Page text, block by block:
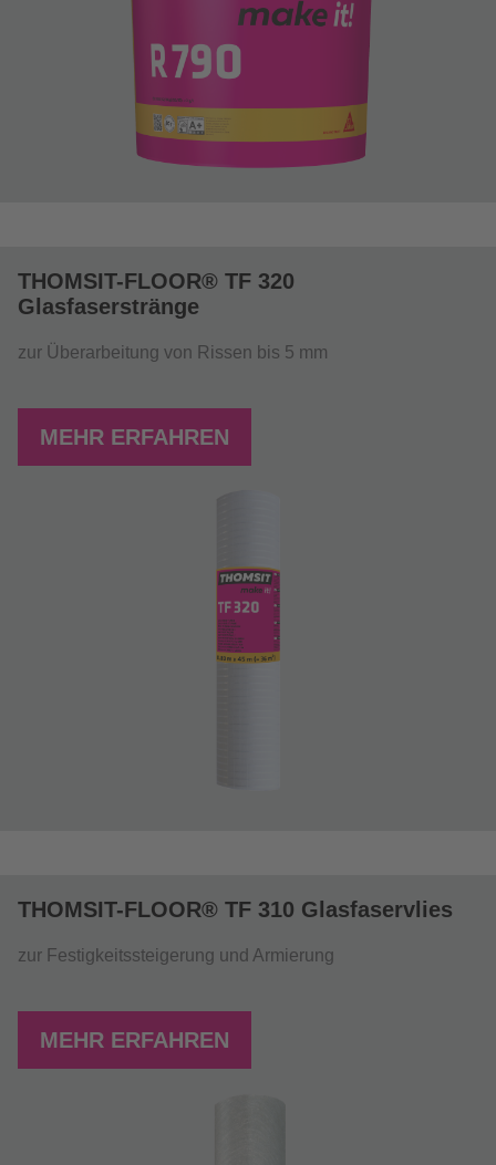
THOMSIT-FLOOR® TF 320
Glasfaserstränge
zur Überarbeitung von Rissen bis 5 mm
MEHR ERFAHREN
THOMSIT-FLOOR® TF 310 Glasfaservlies
zur Festigkeitssteigerung und Armierung
MEHR ERFAHREN